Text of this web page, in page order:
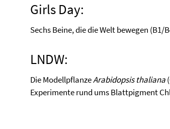
Girls Day:
Sechs Beine, die die Welt bewegen
LNDW:
Die ModellpflanzeArabidopsis thaliana
Experimente rund ums Blattpigment